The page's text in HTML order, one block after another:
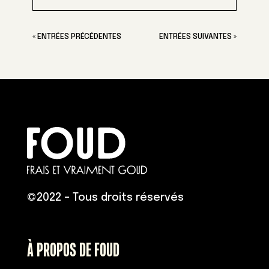
« ENTRÉES PRÉCÉDENTES ENTRÉES SUIVANTES »
©2022 – Tous droits réservés
À PROPOS DE FOUD